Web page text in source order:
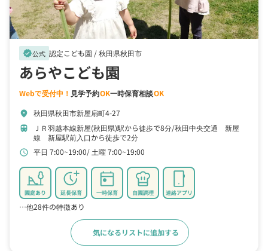
verified公式 認定こども園 /秋田県秋田市
あらやこども園
Webで受付中！ 見学予約OK一時保育相談OK
location_on 秋田県秋田市新屋扇町4-27
train ＪＲ羽越本線新屋(秋田県)駅から徒歩で8分 秋田中央交通 新屋
線 新屋駅前入口から徒歩で2分
schedule 平日 7:00~19:00 土曜 7:00~19:00
園庭あり 延長保育 一時保育 自園調理 連絡アプリ
…他28件の特徴あり
気になるリストに追加する